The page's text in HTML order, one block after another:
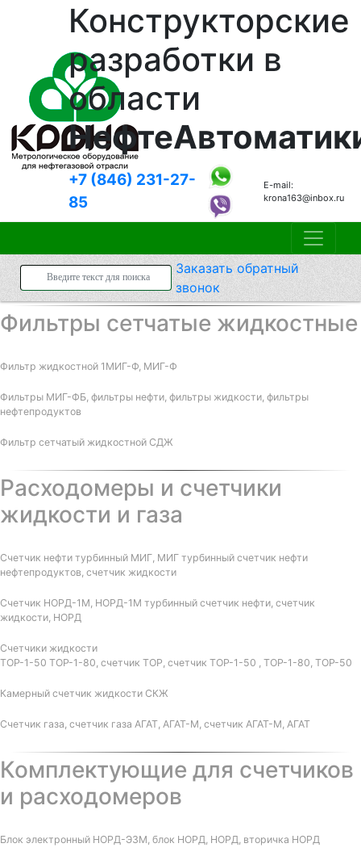
Конструкторские
разработки в
области
+7 (846) 231-27-
85
E-mail:
krona163@inbox.ru
Заказатьобратный
звонок
Фильтры сетчатые жидкостные
Фильтр жидкостной 1МИГ-Ф, МИГ-Ф
Фильтры МИГ-ФБ, фильтры нефти, фильтры жидкости, фильтры
нефтепродуктов
Фильтр сетчатый жидкостной СДЖ
Расходомеры и счетчики
жидкости и газа
Счетчик нефти турбинный МИГ, МИГ турбинный счетчик нефти
нефтепродуктов, счетчик жидкости
Счетчик НОРД-1М, НОРД-1М турбинный счетчик нефти, счетчик
жидкости, НОРД
Счетчики жидкости
ТОР-1-50 ТОР-1-80, счетчик ТОР, счетчик ТОР-1-50 , ТОР-1-80, ТОР-50
Камерный счетчик жидкости СКЖ
Счетчик газа, счетчик газа АГАТ, АГАТ-М, счетчик АГАТ-М, АГАТ
Комплектующие для счетчиков
и расходомеров
Блок электронный НОРД-Э3М, блок НОРД, НОРД, вторичка НОРД